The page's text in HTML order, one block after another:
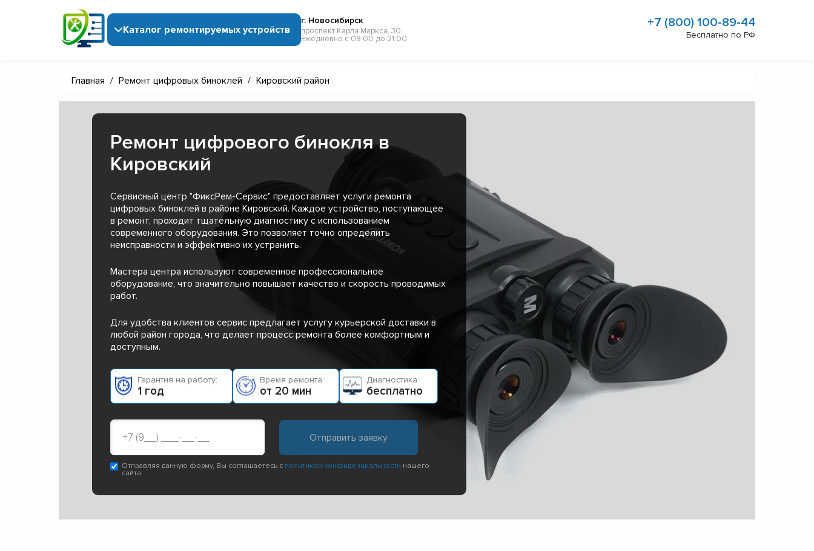
Каталог ремонтируемых устройств
г. Новосибирск
проспект Карла Маркса, 30
Ежедневно с 09:00 до 21:00
+7 (800) 100-89-44
Бесплатно по РФ
Главная / Ремонт цифровых биноклей / Кировский район
Ремонт цифрового бинокля в
Кировский
Сервисный центр "ФиксРем-Сервис" предоставляет услуги ремонта
цифровых биноклей в районе Кировский. Каждое устройство, поступающее
в ремонт, проходит тщательную диагностику с использованием
современного оборудования. Это позволяет точно определить
неисправности и эффективно их устранить.
Мастера центра используют современное профессиональное
оборудование, что значительно повышает качество и скорость проводимых
работ.
Для удобства клиентов сервис предлагает услугу курьерской доставки в
любой район города, что делает процесс ремонта более комфортным и
доступным.
Гарантия на работу:
1 год
Время ремонта:
от 20 мин
Диагностика:
бесплатно
Отправляя данную форму, Вы соглашаетесь с политикой конфиденциальности нашего
сайта